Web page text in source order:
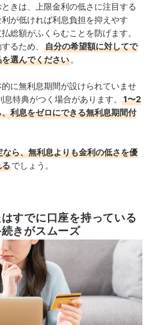
きは、上限金利の低さに注目する
が低ければ利息負担を抑えやす
総額がふくらむことを防げます。
るため、
自分の希望額に対してで
選んでください 。
に無利息期間が設けられていませ
特典がつく場合があります。
1〜2
利息をゼロにできる無利息期間付
ら、無利息よりも金利の低さを優
るでしょう。
すでに口座を持っている
きがスムーズ